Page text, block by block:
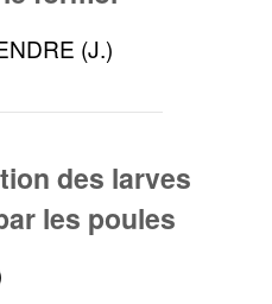
(J.)
des larves
les poules